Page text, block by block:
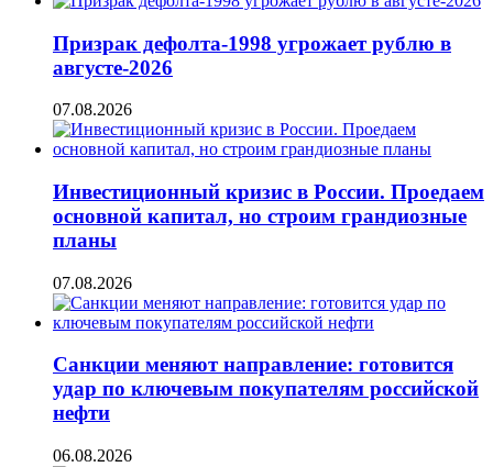
Призрак дефолта-1998 угрожает рублю в
августе-2026
07.08.2026
Инвестиционный кризис в России. Проедаем
основной капитал, но строим грандиозные
планы
07.08.2026
Санкции меняют направление: готовится
удар по ключевым покупателям российской
нефти
06.08.2026